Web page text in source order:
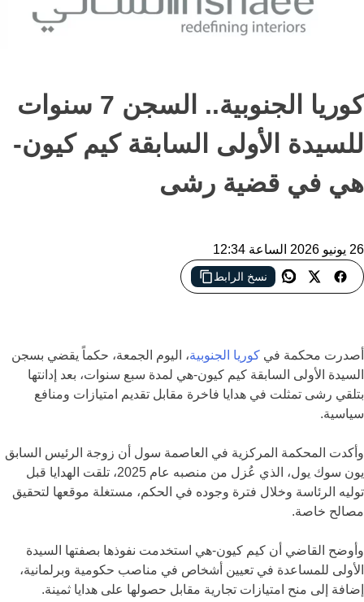
كوريا الجنوبية.. السجن 7 سنوات
للسيدة الأولى السابقة كيم كيون-
هي في قضية رشى
26 يونيو 2026 الساعة 12:34
نسخ الرابط
محكمة في سول تدين السيدة الأولى السابقة كيم كيون-هي بتلقي
أصدرت محكمة في كوريا الجنوبية، اليوم الجمعة، حكماً يقضي بسجن
السيدة الأولى السابقة كيم كيون-هي لمدة سبع سنوات، بعد إدانتها
بتلقي رشى تمثلت في هدايا فاخرة مقابل تقديم امتيازات ومنافع
سياسية.
وأكدت المحكمة المركزية في العاصمة سول أن زوجة الرئيس السابق
يون سوك يول، الذي عُزل من منصبه عام 2025، تلقت الهدايا قبل
توليه الرئاسة وخلال فترة وجوده في الحكم، مستغلة موقعها لتحقيق
مصالح خاصة.
وأوضح القاضي أن كيم كيون-هي استخدمت نفوذها بصفتها السيدة
الأولى للمساعدة في تعيين أشخاص في مناصب حكومية وبرلمانية،
إضافة إلى منح امتيازات تجارية مقابل حصولها على هدايا ثمينة.